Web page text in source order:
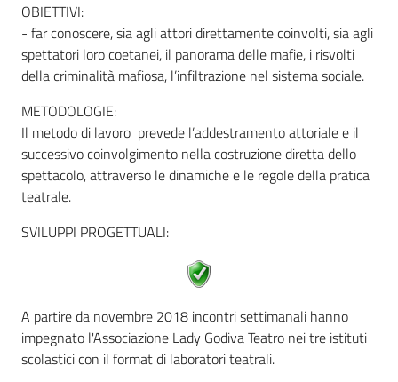
Assemblea
legislativa
Assemblea
Attività
Per i cittadini
OBIETTIVI:
- far conoscere, sia agli attori direttamente coinvolti, sia agli
spettatori loro coetanei, il panorama delle mafie, i risvolti
della criminalità mafiosa, l’infiltrazione nel sistema sociale.
METODOLOGIE:
Il metodo di lavoro prevede l’addestramento attoriale e il
successivo coinvolgimento nella costruzione diretta dello
spettacolo, attraverso le dinamiche e le regole della pratica
teatrale.
SVILUPPI PROGETTUALI:
A partire da novembre 2018 incontri settimanali hanno
impegnato l'Associazione Lady Godiva Teatro nei tre istituti
scolastici con il format di laboratori teatrali.